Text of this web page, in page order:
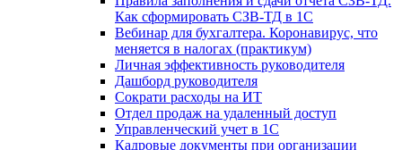
Как сформировать СЗВ-ТД в 1С
Вебинар для бухгалтера. Коронавирус, что
меняется в налогах (практикум)
Личная эффективность руководителя
Дашборд руководителя
Сократи расходы на ИТ
Отдел продаж на удаленный доступ
Управленческий учет в 1С
Кадровые документы при организации